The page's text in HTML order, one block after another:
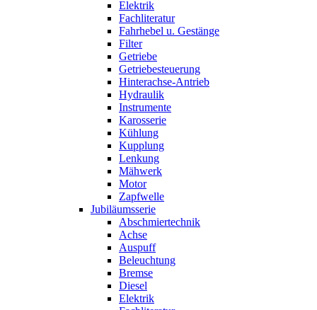
Elektrik
Fachliteratur
Fahrhebel u. Gestänge
Filter
Getriebe
Getriebesteuerung
Hinterachse-Antrieb
Hydraulik
Instrumente
Karosserie
Kühlung
Kupplung
Lenkung
Mähwerk
Motor
Zapfwelle
Jubiläumsserie
Abschmiertechnik
Achse
Auspuff
Beleuchtung
Bremse
Diesel
Elektrik